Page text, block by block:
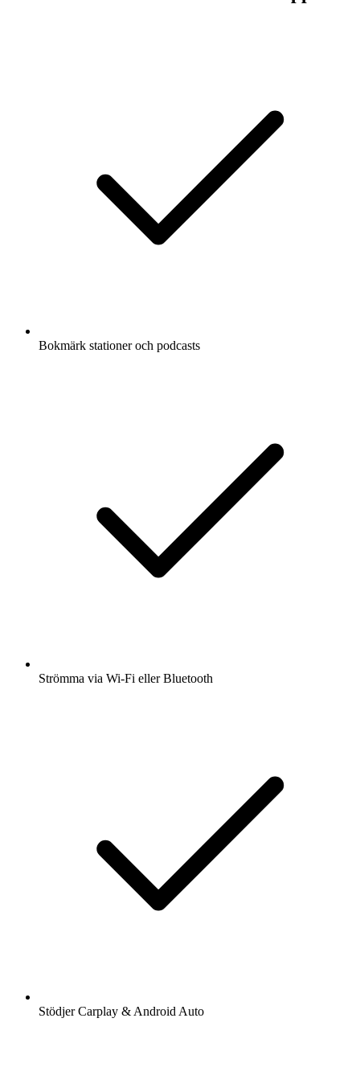
Bokmärk stationer och podcasts
Strömma via Wi-Fi eller Bluetooth
Stödjer Carplay & Android Auto